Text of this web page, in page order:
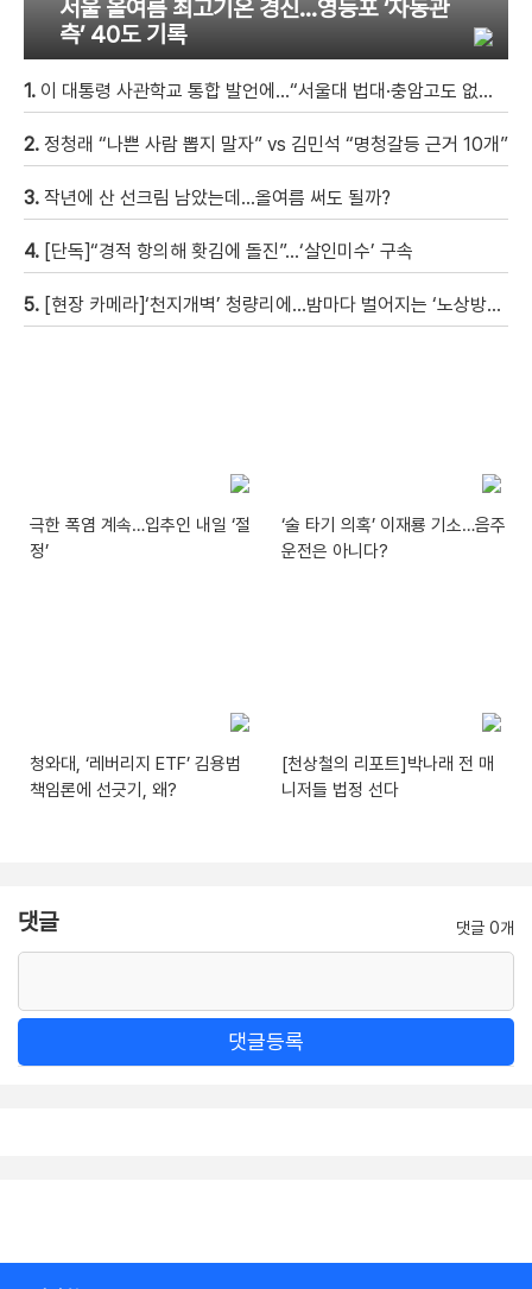
서울 올여름 최고기온 경신…영등포 ‘자동관
측’ 40도 기록
1. 이 대통령 사관학교 통합 발언에…“서울대 법대·충암고도 없애나”
2. 정청래 “나쁜 사람 뽑지 말자” vs 김민석 “명청갈등 근거 10개”
3. 작년에 산 선크림 남았는데…올여름 써도 될까?
4. [단독]“경적 항의해 홧김에 돌진”…‘살인미수’ 구속
5. [현장 카메라]‘천지개벽’ 청량리에…밤마다 벌어지는 ‘노상방뇨 전쟁’
극한 폭염 계속…입추인 내일 ‘절
정’
‘술 타기 의혹’ 이재룡 기소…음주
운전은 아니다?
청와대, ‘레버리지 ETF’ 김용범
책임론에 선긋기, 왜?
[천상철의 리포트]박나래 전 매
니저들 법정 선다
댓글 댓글 0개
댓글등록